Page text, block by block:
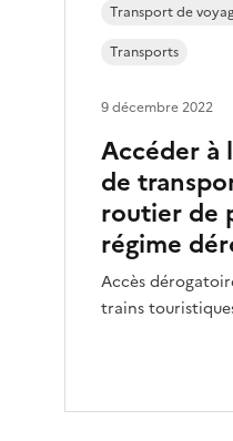
Accéder à
de
routier de
régime
Accès
trains
Transport de
Transports
9 décembre 2022